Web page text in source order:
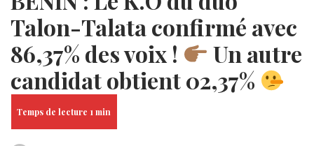
Talon-Talata confirmé avec
86,37% des voix !
Un autre
candidat obtient 02,37%